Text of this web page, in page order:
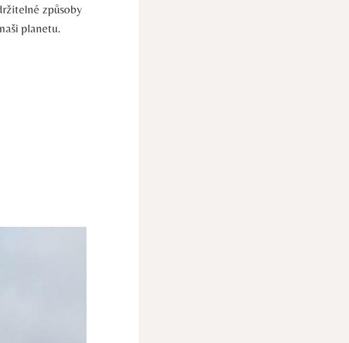
způsoby
planetu.